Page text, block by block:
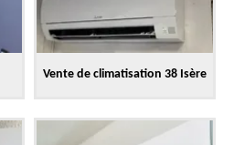
Vente de climatisation 38 Isère